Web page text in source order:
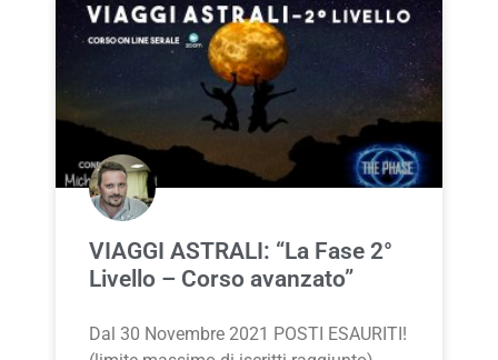
VIAGGI ASTRALI: “La Fase 2°
Livello – Corso avanzato”
Dal 30 Novembre 2021 POSTI ESAURITI!